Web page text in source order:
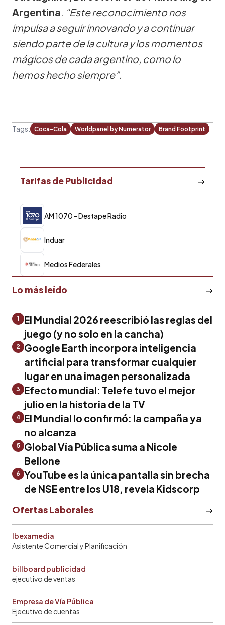
Argentina. “Este reconocimiento nos
impulsa a seguir innovando y a continuar
siendo parte de la cultura y los momentos
mágicos de cada argentino, como lo
hemos hecho siempre”.
Tags: Coca-Cola Worldpanel by Numerator Brand Footprint
Tarifas de Publicidad
AM 1070 - Destape Radio
Induar
Medios Federales
Lo más leído
1
El Mundial 2026 reescribió las reglas del
juego (y no solo en la cancha)
2
Google Earth incorpora inteligencia
artificial para transformar cualquier
lugar en una imagen personalizada
3
Efecto mundial: Telefe tuvo el mejor
julio en la historia de la TV
4 El Mundial lo confirmó: la campaña ya
no alcanza
5
Global Vía Pública suma a Nicole
Bellone
6 YouTube es la única pantalla sin brecha
de NSE entre los U18, revela Kidscorp
Ofertas Laborales
Ibexamedia
Asistente Comercial y Planificación
billboard publicidad
ejecutivo de ventas
Empresa de Vía Pública
Ejecutivo de cuentas